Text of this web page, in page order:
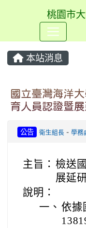
桃園市
本站消息
國立臺灣海洋
育人員認證暨展
公告 衛生組長- 學務
主旨： 檢送
展延
說明：
一、 依據